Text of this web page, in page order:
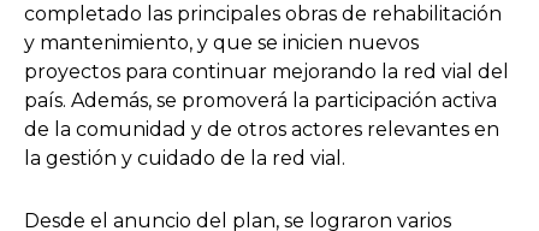
completado las principales obras de rehabilitación
y mantenimiento, y que se inicien nuevos
proyectos para continuar mejorando la red vial del
país. Además, se promoverá la participación activa
de la comunidad y de otros actores relevantes en
la gestión y cuidado de la red vial.
Desde el anuncio del plan, se lograron varios